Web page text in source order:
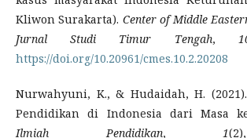
Kliwon Surakarta). Center of Middle
Jurnal Studi Timur Tengah,
https://doi.org/10.20961/cmes.10.2.20208
Nurwahyuni, K., & Hudaidah, H.
Pendidikan di Indonesia dari Masa
Ilmiah Pendidikan, 1